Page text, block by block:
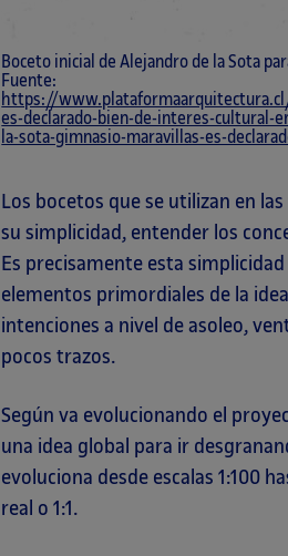
Boceto inicial de Alejandro de la Sota
Fuente:
https://
es-declarado-bien-de-interes-cultural-
la-sota-gimnasio-maravillas-es-
Los bocetos que se utilizan en
su simplicidad, entender los
Es precisamente esta
elementos primordiales de la
intenciones a nivel de asoleo,
pocos trazos.
Según va evolucionando el
una idea global para ir
evoluciona desde escalas 1:100
real o 1:1.